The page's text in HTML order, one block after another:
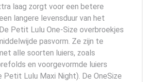
laag zorgt voor een betere
langere levensduur van het
Petit Lulu One-Size overbroekjes
pasvorm. Ze zijn te
alle soorten luiers, zoals
en voorgevormde luiers
Lulu Maxi Night). De OneSize